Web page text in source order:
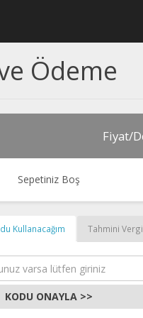
Ödeme
Fiyat/
Sepetiniz Boş
Kullanacağım Tahmini
KODU ONAYLA >>